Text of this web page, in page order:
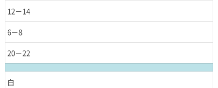
12－14
6－8
20－22
白